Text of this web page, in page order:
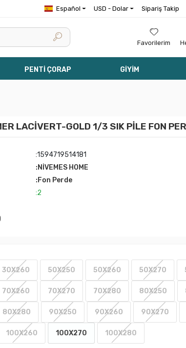
Español USD - Dolar Sipariş Takip
Favorilerim
PENTİ ÇORAP GİYİM
LACİVERT-GOLD 1/3 SIK PİLE FON
:1594719514181
:NİVEMES HOME
:Fon Perde
:2
30X260 50X250 50X260 50X270
70X260 70X270 70X280 80X250
80X280 90X250 90X260 90X270
100X260 100X270 100X280